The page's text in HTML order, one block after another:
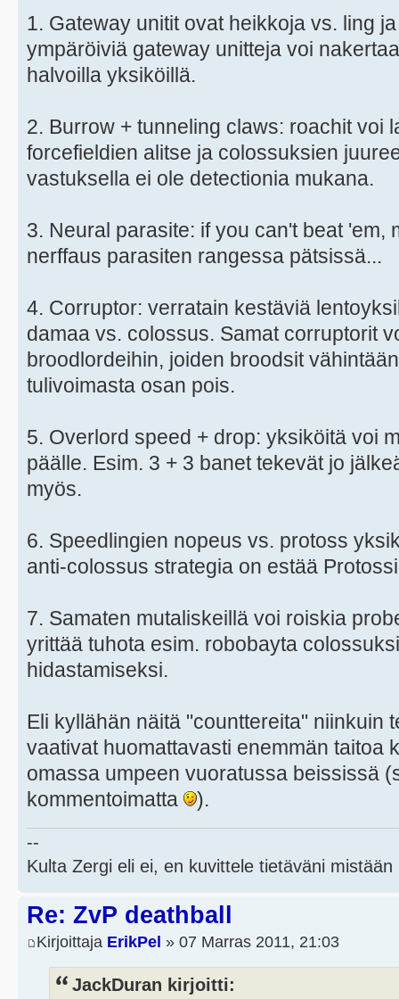
1. Gateway unitit ovat heikkoja vs. ling
ympäröiviä gateway unitteja voi
halvoilla yksiköillä.
2. Burrow + tunneling claws: roachit voi
forcefieldien alitse ja colossuksien
vastuksella ei ole detectionia mukana.
3. Neural parasite: if you can't beat 'em,
nerffaus parasiten rangessa pätsissä...
4. Corruptor: verratain kestäviä
damaa vs. colossus. Samat corruptorit
broodlordeihin, joiden broodsit
tulivoimasta osan pois.
5. Overlord speed + drop: yksiköitä voi
päälle. Esim. 3 + 3 banet tekevät jo
myös.
6. Speedlingien nopeus vs. protoss
anti-colossus strategia on estää
7. Samaten mutaliskeillä voi roiskia
yrittää tuhota esim. robobayta
hidastamiseksi.
Eli kyllähän näitä "counttereita" niinkuin
vaativat huomattavasti enemmän taitoa
omassa umpeen vuoratussa beississä
kommentoimatta
).
--
Kulta Zergi eli ei, en kuvittele tietäväni mistään
Re: ZvP deathball
Kirjoittaja ErikPel » 07 Marras 2011, 21:03
JackDuran kirjoitti: